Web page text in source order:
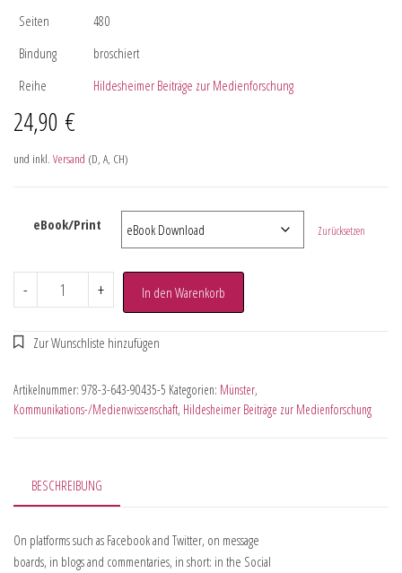
Seiten
480
Bindung
broschiert
Reihe
Hildesheimer Beiträge zur Medienforschung
24,90 €
und inkl. Versand (D, A, CH)
eBook/Print Zurücksetzen
- + In den Warenkorb
Artikelnummer: 978-3-643-90435-5 Kategorien: Münster,
Kommunikations-/Medienwissenschaft, Hildesheimer Beiträge zur Medienforschung
BESCHREIBUNG
On platforms such as Facebook and Twitter, on message
boards, in blogs and commentaries, in short: in the Social